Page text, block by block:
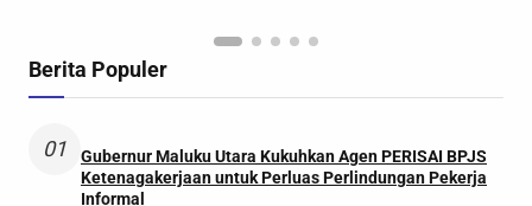
Berita Populer
01
Gubernur Maluku Utara Kukuhkan Agen PERISAI BPJS
Ketenagakerjaan untuk Perluas Perlindungan Pekerja
Informal